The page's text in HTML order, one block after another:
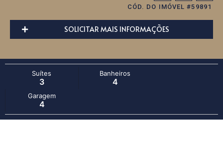
CÓD. DO IMÓVEL #59891
SOLICITAR MAIS INFORMAÇÕES
Suítes
3
Banheiros
4
Garagem
4